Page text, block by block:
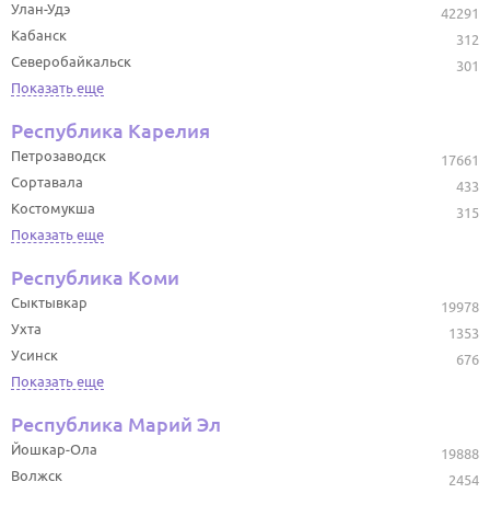
42291
Улан-Удэ
312
Кабанск
301
Северобайкальск
Показать еще
Республика Карелия
17661
Петрозаводск
433
Сортавала
315
Костомукша
Показать еще
Республика Коми
19978
Сыктывкар
1353
Ухта
676
Усинск
Показать еще
Республика Марий Эл
19888
Йошкар-Ола
2454
Волжск